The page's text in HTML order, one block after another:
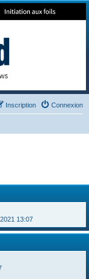
Connexion
Inscription
13:07